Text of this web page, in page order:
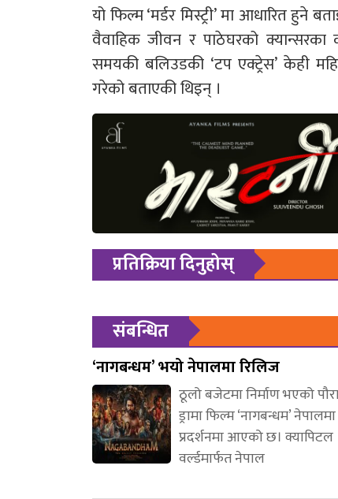
यो फिल्म ‘मर्डर मिस्ट्री’ मा आधारित
वैवाहिक जीवन र पाठेघरको
समयकी बलिउडकी ‘टप एक्ट्रेस’ केही
गरेको बताएकी थिइन् ।
प्रतिक्रिया दिनुहोस्
संबन्धित
‘नागबन्धम’ भयो नेपालमा रिलिज
ठूलो बजेटमा निर्माण भएको
ड्रामा फिल्म ‘नागबन्धम’ नेपालमा
प्रदर्शनमा आएको छ। क्यापिटल
वर्ल्डमार्फत नेपाल